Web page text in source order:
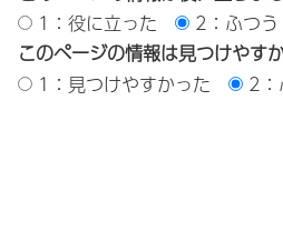
1：役に立った
2：ふつう
このページの情報は見つけやす
1：見つけやすかった
2：